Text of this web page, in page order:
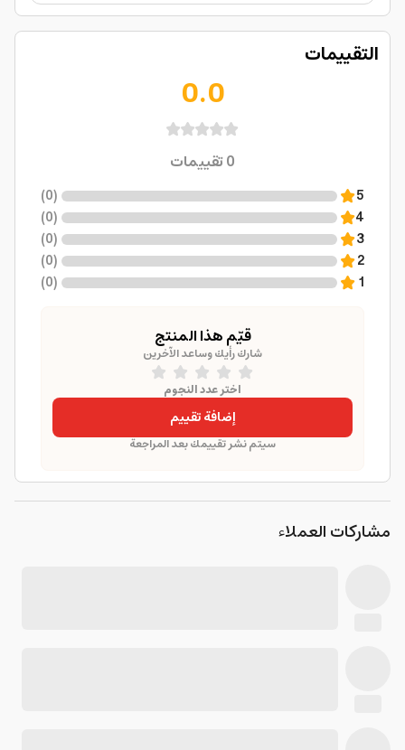
التقييمات
0.0
0تقييمات
5
(
0
)
4
(
0
)
3
(
0
)
2
(
0
)
1
(
0
)
قيّم هذا المنتج
شارك رأيك وساعد الآخرين
اختر عدد النجوم
إضافة تقييم
سيتم نشر تقييمك بعد المراجعة
مشاركات العملاء